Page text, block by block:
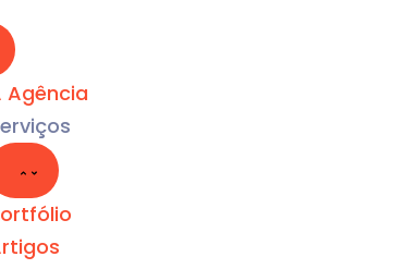
Agência